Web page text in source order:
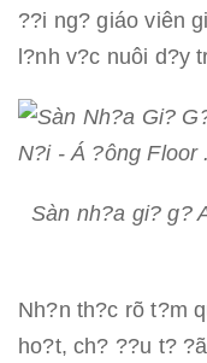
??i ng? giáo viên
l?nh v?c nuôi d?y
Sàn nh?a gi? g?
Nh?n th?c rõ t?m
ho?t, ch? ??u t?